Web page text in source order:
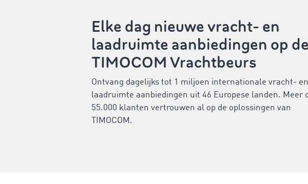
Elke dag nieuwe vracht- en
laadruimte aanbiedingen op de
TIMOCOM Vrachtbeurs
Ontvang dagelijks tot 1 miljoen internationale vracht- en
laadruimte aanbiedingen uit 46 Europese landen. Meer
55.000 klanten vertrouwen al op de oplossingen van
TIMOCOM.